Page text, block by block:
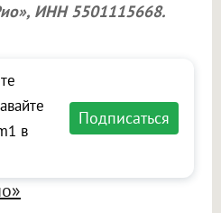
, ИНН 5501115668.
в
Подписаться